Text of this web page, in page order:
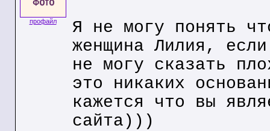
профайл
Я не могу понять
женщина Лилия,
не могу сказать
это никаких
кажется что вы
сайта)))